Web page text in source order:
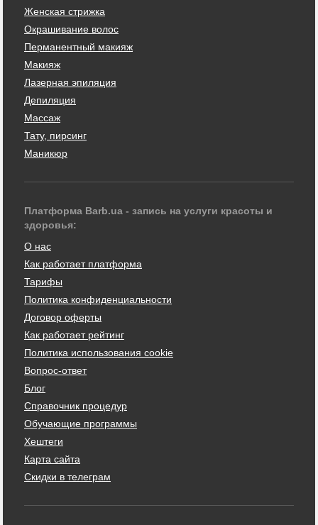
Женская стрижка
Окрашивание волос
Перманентный макияж
Макияж
Лазерная эпиляция
Депиляция
Массаж
Тату, пирсинг
Маникюр
Платформа Barb.ua - запись на услуги красоты и
здоровья:
О нас
Как работает платформа
Тарифы
Политика конфиденциальности
Договор оферты
Как работает рейтинг
Политика использования cookie
Вопрос-ответ
Блог
Справочник процедур
Обучающие программы
Хештеги
Карта сайта
Скидки в телеграм